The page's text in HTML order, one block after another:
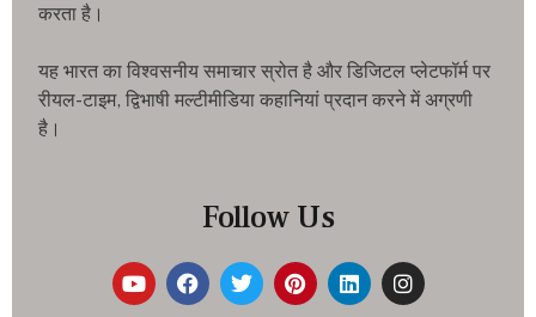
करता है।
यह भारत का विश्वसनीय समाचार स्रोत है और डिजिटल प्लेटफॉर्म पर
रीयल-टाइम, द्विभाषी मल्टीमीडिया कहानियां प्रदान करने में अग्रणी
है।
Follow Us